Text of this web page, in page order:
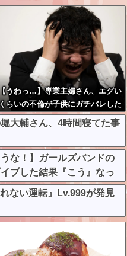
うわっ…】専業主婦さん、エグい
らいの不倫が子供にガチバレした
果…
大輔さん、4時間寝てた事
な！】ガールズバンドの
ブした結果『こう』なっ
してしまう…
ない運転』Lv.999が発見